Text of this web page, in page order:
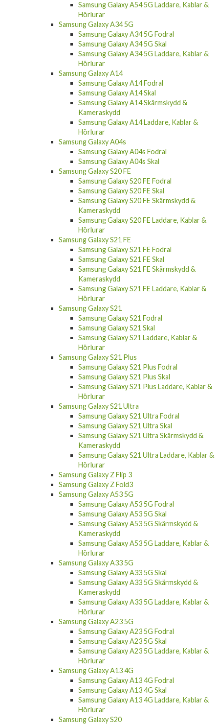
Samsung Galaxy A54 5G Laddare, Kablar &
Hörlurar
Samsung Galaxy A34 5G
Samsung Galaxy A34 5G Fodral
Samsung Galaxy A34 5G Skal
Samsung Galaxy A34 5G Laddare, Kablar &
Hörlurar
Samsung Galaxy A14
Samsung Galaxy A14 Fodral
Samsung Galaxy A14 Skal
Samsung Galaxy A14 Skärmskydd &
Kameraskydd
Samsung Galaxy A14 Laddare, Kablar &
Hörlurar
Samsung Galaxy A04s
Samsung Galaxy A04s Fodral
Samsung Galaxy A04s Skal
Samsung Galaxy S20 FE
Samsung Galaxy S20 FE Fodral
Samsung Galaxy S20 FE Skal
Samsung Galaxy S20 FE Skärmskydd &
Kameraskydd
Samsung Galaxy S20 FE Laddare, Kablar &
Hörlurar
Samsung Galaxy S21 FE
Samsung Galaxy S21 FE Fodral
Samsung Galaxy S21 FE Skal
Samsung Galaxy S21 FE Skärmskydd &
Kameraskydd
Samsung Galaxy S21 FE Laddare, Kablar &
Hörlurar
Samsung Galaxy S21
Samsung Galaxy S21 Fodral
Samsung Galaxy S21 Skal
Samsung Galaxy S21 Laddare, Kablar &
Hörlurar
Samsung Galaxy S21 Plus
Samsung Galaxy S21 Plus Fodral
Samsung Galaxy S21 Plus Skal
Samsung Galaxy S21 Plus Laddare, Kablar &
Hörlurar
Samsung Galaxy S21 Ultra
Samsung Galaxy S21 Ultra Fodral
Samsung Galaxy S21 Ultra Skal
Samsung Galaxy S21 Ultra Skärmskydd &
Kameraskydd
Samsung Galaxy S21 Ultra Laddare, Kablar &
Hörlurar
Samsung Galaxy Z Flip 3
Samsung Galaxy Z Fold3
Samsung Galaxy A53 5G
Samsung Galaxy A53 5G Fodral
Samsung Galaxy A53 5G Skal
Samsung Galaxy A53 5G Skärmskydd &
Kameraskydd
Samsung Galaxy A53 5G Laddare, Kablar &
Hörlurar
Samsung Galaxy A33 5G
Samsung Galaxy A33 5G Skal
Samsung Galaxy A33 5G Skärmskydd &
Kameraskydd
Samsung Galaxy A33 5G Laddare, Kablar &
Hörlurar
Samsung Galaxy A23 5G
Samsung Galaxy A23 5G Fodral
Samsung Galaxy A23 5G Skal
Samsung Galaxy A23 5G Laddare, Kablar &
Hörlurar
Samsung Galaxy A13 4G
Samsung Galaxy A13 4G Fodral
Samsung Galaxy A13 4G Skal
Samsung Galaxy A13 4G Laddare, Kablar &
Hörlurar
Samsung Galaxy S20